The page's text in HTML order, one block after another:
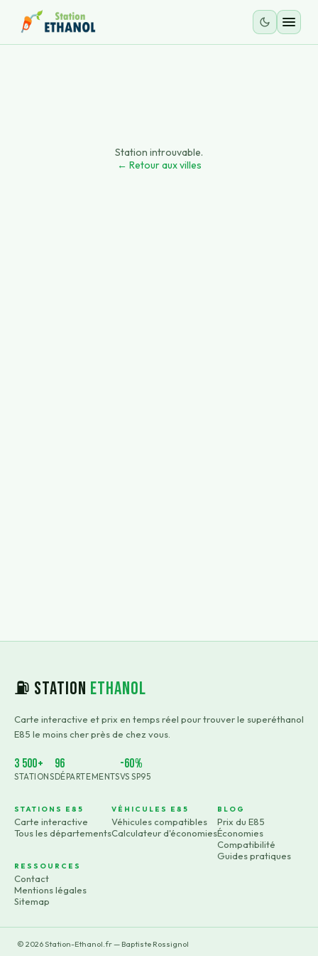
Station introuvable.
← Retour aux villes
⛽ Station Ethanol
Carte interactive et prix en temps réel pour trouver le superéthanol
E85 le moins cher près de chez vous.
3 500+
STATIONS
96
DÉPARTEMENTS
-60%
VS SP95
STATIONS E85
Carte interactive
Tous les départements
VÉHICULES E85
Véhicules compatibles
Calculateur d'économies
BLOG
Prix du E85
Économies
Compatibilité
Guides pratiques
RESSOURCES
Contact
Mentions légales
Sitemap
© 2026Station-Ethanol.fr — Baptiste Rossignol